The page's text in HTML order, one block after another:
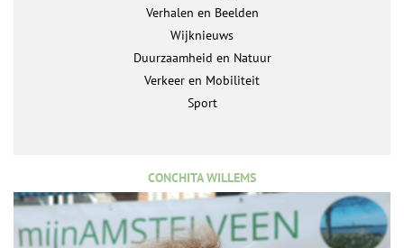
Verhalen en Beelden
Wijknieuws
Duurzaamheid en Natuur
Verkeer en Mobiliteit
Sport
CONCHITA WILLEMS